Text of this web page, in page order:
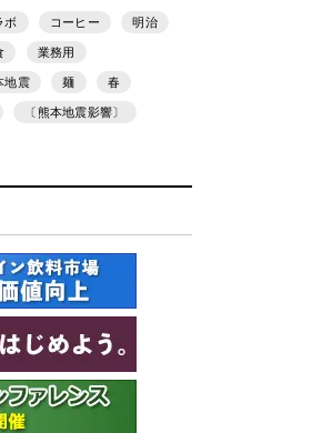
ボ コーヒー 明治
業務用
地震 麺 春
〔熊本地震影響〕